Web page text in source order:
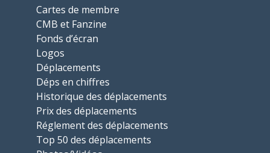
Cartes de membre
CMB et Fanzine
Fonds d’écran
Logos
Déplacements
Déps en chiffres
Historique des déplacements
Prix des déplacements
Réglement des déplacements
Top 50 des déplacements